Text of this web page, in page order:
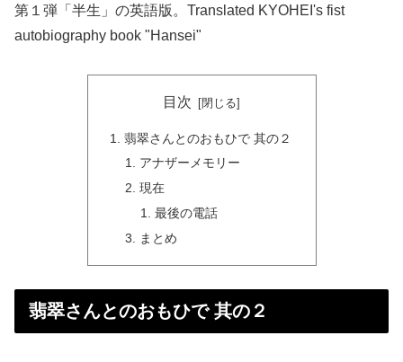
第１弾「半生」の英語版。Translated KYOHEI's fist
autobiography book "Hansei"
目次
翡翠さんとのおもひで 其の２
アナザーメモリー
現在
最後の電話
まとめ
翡翠さんとのおもひで 其の２